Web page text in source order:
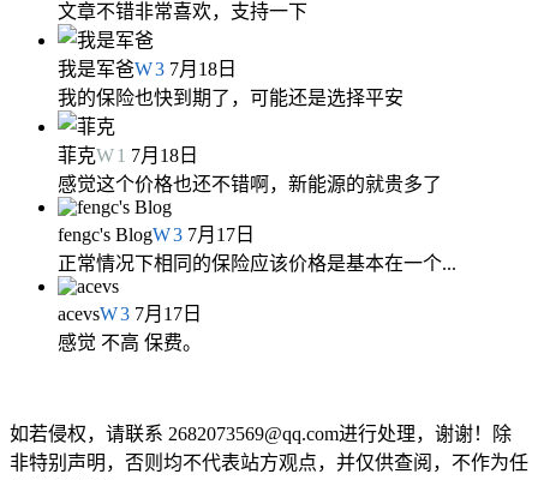
文章不错非常喜欢，支持一下
我是军爸W3 7月18日
我的保险也快到期了，可能还是选择平安
菲克W1 7月18日
感觉这个价格也还不错啊，新能源的就贵多了
fengc's BlogW3 7月17日
正常情况下相同的保险应该价格是基本在一个...
acevsW3 7月17日
感觉 不高 保费。
如若侵权，请联系 2682073569@qq.com进行处理，谢谢！除
非特别声明，否则均不代表站方观点，并仅供查阅，不作为任